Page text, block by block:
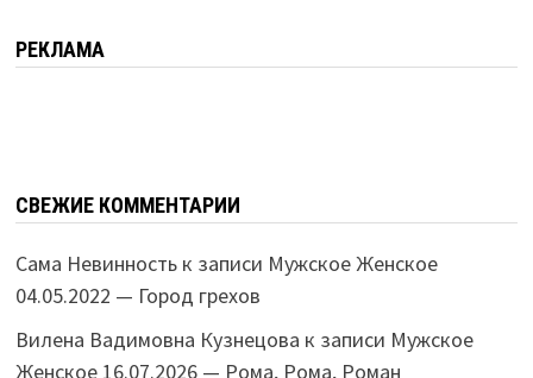
РЕКЛАМА
СВЕЖИЕ КОММЕНТАРИИ
Сама Невинностьк записи Мужское Женское
04.05.2022 — Город грехов
Вилена Вадимовна Кузнецова к записи Мужское
Женское 16.07.2026 — Рома, Рома, Роман